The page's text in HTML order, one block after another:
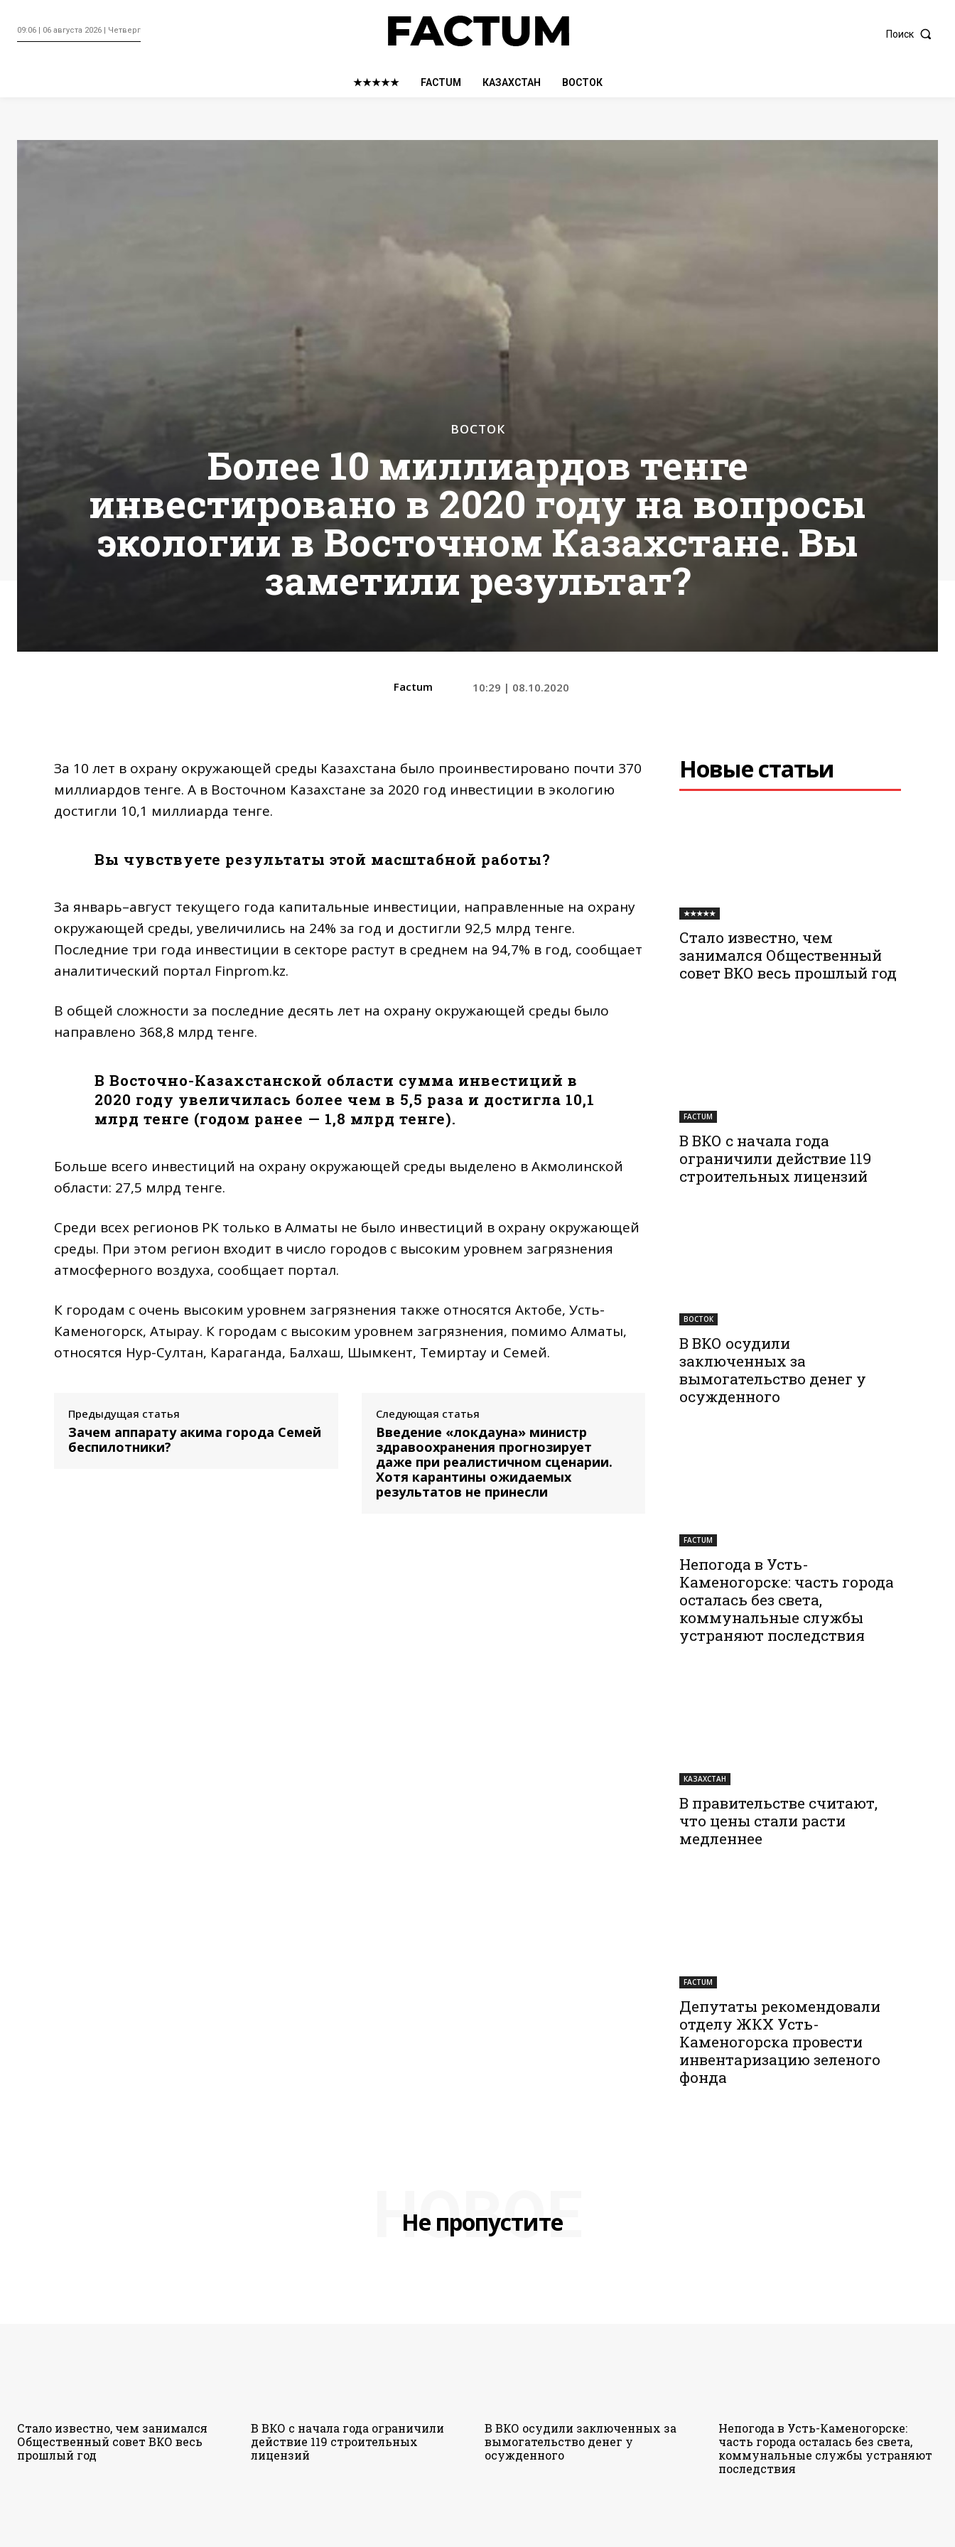
09:06 | 06 августа 2026 | Четверг Поиск
★★★★★ FACTUM КАЗАХСТАН ВОСТОК
ВОСТОК
Более 10 миллиардов тенге
инвестировано в 2020 году на вопросы
экологии в Восточном Казахстане. Вы
заметили результат?
Factum 10:29 | 08.10.2020
За 10 лет в охрану окружающей среды Казахстана было проинвестировано почти 370
миллиардов тенге. А в Восточном Казахстане за 2020 год инвестиции в экологию
достигли 10,1 миллиарда тенге.
Вы чувствуете результаты этой масштабной работы?
За январь–август текущего года капитальные инвестиции, направленные на охрану
окружающей среды, увеличились на 24% за год и достигли 92,5 млрд тенге.
Последние три года инвестиции в секторе растут в среднем на 94,7% в год, сообщает
аналитический портал Finprom.kz.
В общей сложности за последние десять лет на охрану окружающей среды было
направлено 368,8 млрд тенге.
В Восточно-Казахстанской области сумма инвестиций в
2020 году увеличилась более чем в 5,5 раза и достигла 10,1
млрд тенге (годом ранее — 1,8 млрд тенге).
Больше всего инвестиций на охрану окружающей среды выделено в Акмолинской
области: 27,5 млрд тенге.
Среди всех регионов РК только в Алматы не было инвестиций в охрану окружающей
среды. При этом регион входит в число городов с высоким уровнем загрязнения
атмосферного воздуха, сообщает портал.
К городам с очень высоким уровнем загрязнения также относятся Актобе, Усть-
Каменогорск, Атырау. К городам с высоким уровнем загрязнения, помимо Алматы,
относятся Нур-Султан, Караганда, Балхаш, Шымкент, Темиртау и Семей.
Предыдущая статья
Зачем аппарату акима города Семей
беспилотники?
Следующая статья
Введение «локдауна» министр
здравоохранения прогнозирует
даже при реалистичном сценарии.
Хотя карантины ожидаемых
результатов не принесли
Новые статьи
★★★★★
Стало известно, чем
занимался Общественный
совет ВКО весь прошлый год
FACTUM
В ВКО с начала года
ограничили действие 119
строительных лицензий
ВОСТОК
В ВКО осудили
заключенных за
вымогательство денег у
осужденного
FACTUM
Непогода в Усть-
Каменогорске: часть города
осталась без света,
коммунальные службы
устраняют последствия
КАЗАХСТАН
В правительстве считают,
что цены стали расти
медленнее
FACTUM
Депутаты рекомендовали
отделу ЖКХ Усть-
Каменогорска провести
инвентаризацию зеленого
фонда
Не пропустите
НОВОЕ
Стало известно, чем занимался
Общественный совет ВКО весь
прошлый год
В ВКО с начала года ограничили
действие 119 строительных
лицензий
В ВКО осудили заключенных за
вымогательство денег у
осужденного
Непогода в Усть-Каменогорске:
часть города осталась без света,
коммунальные службы устраняют
последствия